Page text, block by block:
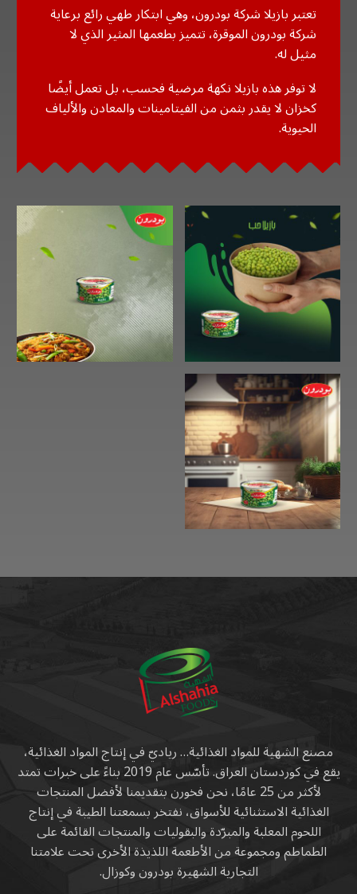
تعتبر بازیلا شركة بودرون، وهي ابتكار طهي رائع برعاية
شركة بودرون الموقرة، تتميز بطعمها المثير الذي لا
مثيل له.
لا توفر هذه بازیلا نكهة مرضية فحسب، بل تعمل أيضًا
كخزان لا يقدر بثمن من الفيتامينات والمعادن والألياف
الحيوية.
مصنع الشهية للمواد الغذائية… رياديّ في إنتاج المواد الغذائية،
يقع في كوردستان العراق. تأسّس عام 2019 بناءً على خبرات تمتد
لأكثر من 25 عامًا، نحن فخورن بتقديمنا لأفضل المنتجات
الغذائية الاستثنائية للأسواق، نفتخر بسمعتنا الطيبة في إنتاج
اللحوم المعلبة والمبرّدة والبقوليات والمنتجات القائمة على
الطماطم ومجموعة من الأطعمة اللذيذة الأخرى تحت علامتنا
التجارية الشهيرة بودرون وکوزال.